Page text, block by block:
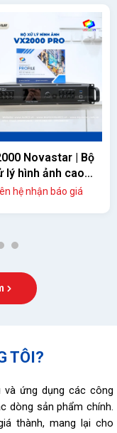
Novastar | Bộ
lý hình ảnh cao
cấp
hệ nhận báo giá
8 9
TÔI?
và ứng dụng các công
dòng sản phẩm chính.
thành, mang lại cho